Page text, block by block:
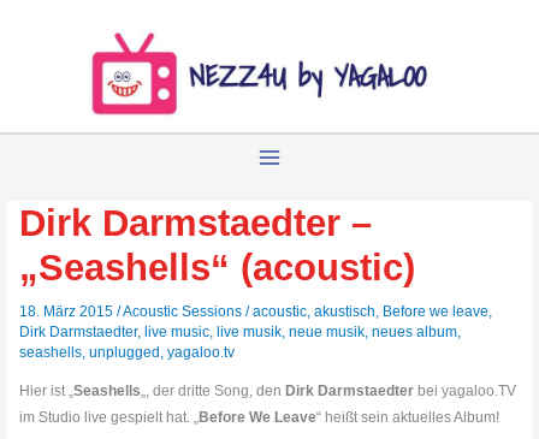
Dirk Darmstaedter –
„Seashells“ (acoustic)
18. März 2015/Acoustic Sessions /acoustic,akustisch, Before we leave,
Dirk Darmstaedter,live music,live musik,neue musik,neues album,
seashells,unplugged,yagaloo.tv
Hier ist „Seashells „, der dritte Song, denDirk Darmstaedter bei yagaloo.TV
im Studio live gespielt hat. „Before We Leave“ heißt sein aktuelles Album!